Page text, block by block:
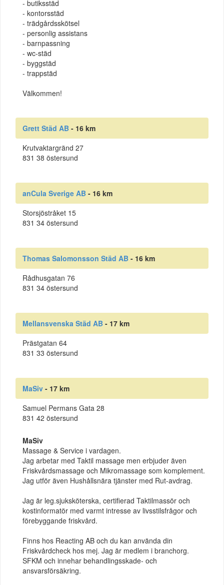
- butiksstäd
- kontorsstäd
- trädgårdsskötsel
- personlig assistans
- barnpassning
- wc-städ
- byggstäd
- trappstäd
Välkommen!
Grett Städ AB - 16 km
Krutvaktargränd 27
831 38 östersund
anCula Sverige AB - 16 km
Storsjöstråket 15
831 34 östersund
Thomas Salomonsson Städ AB - 16 km
Rådhusgatan 76
831 34 östersund
Mellansvenska Städ AB - 17 km
Prästgatan 64
831 33 östersund
MaSiv - 17 km
Samuel Permans Gata 28
831 42 östersund
MaSiv
Massage & Service i vardagen.
Jag arbetar med Taktil massage men erbjuder även
Friskvårdsmassage och Mikromassage som komplement.
Jag utför även Hushållsnära tjänster med Rut-avdrag.
Jag är leg.sjuksköterska, certifierad Taktilmassör och
kostinformatör med varmt intresse av livsstilsfrågor och
förebyggande friskvård.
Finns hos Reacting AB och du kan använda din
Friskvårdcheck hos mej. Jag är medlem i branchorg.
SFKM och innehar behandlingsskade- och
ansvarsförsäkring.